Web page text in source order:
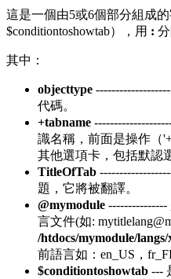
這是一個由5或6個部分組成
$conditiontoshowtab），用 : 分
其中：
objecttype
代碼。
+tabname
識名稱，前面是操作（
其他選項卡，包括默認
TitleOfTab
題，它將被翻譯。
@mymodule
言文件(如:
/htdocs/mymodule/
前語言如：en_US，
$conditiontoshowtab ---